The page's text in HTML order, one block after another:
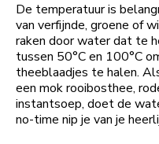
De temperatuur is
van verfijnde, groene of
raken door water dat te
tussen 50°C en 100°C
theeblaadjes te halen.
een mok rooibosthee,
instantsoep, doet de
no-time nip je van je